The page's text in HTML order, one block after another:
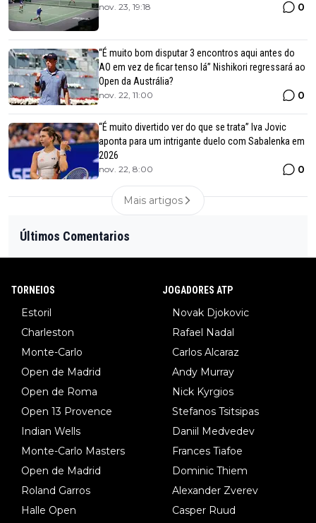
nov. 23, 19:18 0
“É muito bom disputar 3 encontros aqui antes do
AO em vez de ficar tenso lá” Nishikori regressará ao
Open da Austrália?
nov. 22, 11:00 0
“É muito divertido ver do que se trata” Iva Jovic
aponta para um intrigante duelo com Sabalenka em
2026
nov. 22, 8:00 0
Mais artigos
Últimos Comentarios
TORNEIOS
Estoril
Charleston
Monte-Carlo
Open de Madrid
Open de Roma
Open 13 Provence
Indian Wells
Monte-Carlo Masters
Open de Madrid
Roland Garros
Halle Open
JOGADORES ATP
Novak Djokovic
Rafael Nadal
Carlos Alcaraz
Andy Murray
Nick Kyrgios
Stefanos Tsitsipas
Daniil Medvedev
Frances Tiafoe
Dominic Thiem
Alexander Zverev
Casper Ruud